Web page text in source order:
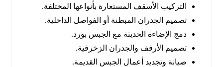
التركيب الأسقف المستعارة بأنواعها المختلفة.
تصميم الجدران المبطنة أو الفواصل الداخلية.
دمج الإضاءة الحديثة مع الجبس بورد.
تصميم الأرفف والجدران الزخرفية.
صيانة وتجديد أعمال الجبس القديمة.